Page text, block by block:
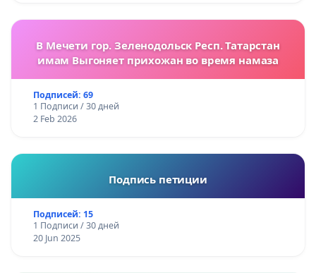
В Мечети гор. Зеленодольск Респ. Татарстан
имам Выгоняет прихожан во время намаза
Подписей: 69
1 Подписи / 30 дней
2 Feb 2026
Подпись петиции
Подписей: 15
1 Подписи / 30 дней
20 Jun 2025